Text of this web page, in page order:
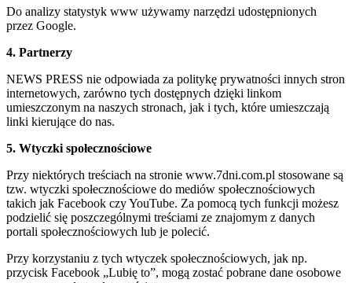
Do analizy statystyk www używamy narzędzi udostępnionych
przez Google.
4. Partnerzy
NEWS PRESS nie odpowiada za politykę prywatności innych stron
internetowych, zarówno tych dostępnych dzięki linkom
umieszczonym na naszych stronach, jak i tych, które umieszczają
linki kierujące do nas.
5. Wtyczki społecznościowe
Przy niektórych treściach na stronie www.7dni.com.pl stosowane są
tzw. wtyczki społecznościowe do mediów społecznościowych
takich jak Facebook czy YouTube. Za pomocą tych funkcji możesz
podzielić się poszczególnymi treściami ze znajomym z danych
portali społecznościowych lub je polecić.
Przy korzystaniu z tych wtyczek społecznościowych, jak np.
przycisk Facebook „Lubię to”, mogą zostać pobrane dane osobowe